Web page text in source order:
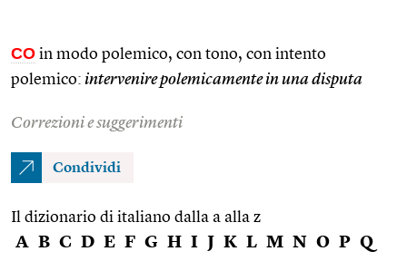
CO in modo polemico, con tono, con intento
polemico: intervenire polemicamente in una disputa
Correzioni e suggerimenti
Condividi
Il dizionario di italiano dalla a alla z
A B C D E F G H I J K L M N O P Q